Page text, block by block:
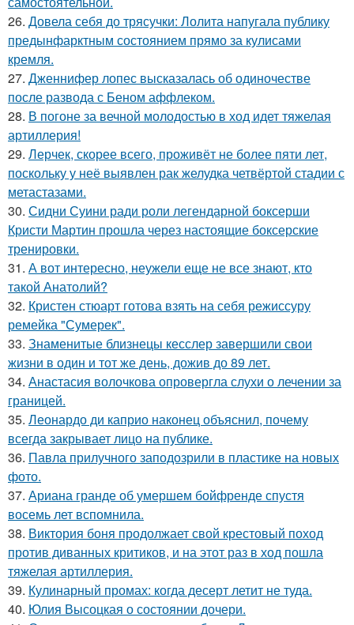
26. Довела себя до трясучки: Лолита напугала публику
предынфарктным состоянием прямо за кулисами
кремля.
27. Дженнифер лопес высказалась об одиночестве
после развода с Беном аффлеком.
28. В погоне за вечной молодостью в ход идет тяжелая
артиллерия!
29. Лерчек, скорее всего, проживёт не более пяти лет,
поскольку у неё выявлен рак желудка четвёртой стадии с
метастазами.
30. Сидни Суини ради роли легендарной боксерши
Кристи Мартин прошла через настоящие боксерские
тренировки.
31. А вот интересно, неужели еще не все знают, кто
такой Анатолий?
32. Кристен стюарт готова взять на себя режиссуру
ремейка "Сумерек".
33. Знаменитые близнецы кесслер завершили свои
жизни в один и тот же день, дожив до 89 лет.
34. Анастасия волочкова опровергла слухи о лечении за
границей.
35. Леонардо ди каприо наконец объяснил, почему
всегда закрывает лицо на публике.
36. Павла прилучного заподозрили в пластике на новых
фото.
37. Ариана гранде об умершем бойфренде спустя
восемь лет вспомнила.
38. Виктория боня продолжает свой крестовый поход
против диванных критиков, и на этот раз в ход пошла
тяжелая артиллерия.
39. Кулинарный промах: когда десерт летит не туда.
40. Юлия Высоцкая о состоянии дочери.